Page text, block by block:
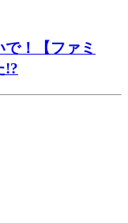
で！【ファミ
!?